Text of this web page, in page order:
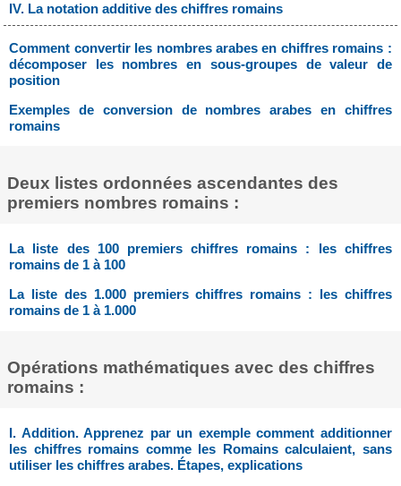
IV. La notation additive des chiffres romains
Comment convertir les nombres arabes en chiffres romains :
décomposer les nombres en sous-groupes de valeur de
position
Exemples de conversion de nombres arabes en chiffres
romains
Deux listes ordonnées ascendantes des
premiers nombres romains :
La liste des 100 premiers chiffres romains : les chiffres
romains de 1 à 100
La liste des 1.000 premiers chiffres romains : les chiffres
romains de 1 à 1.000
Opérations mathématiques avec des chiffres
romains :
I. Addition. Apprenez par un exemple comment additionner
les chiffres romains comme les Romains calculaient, sans
utiliser les chiffres arabes. Étapes, explications